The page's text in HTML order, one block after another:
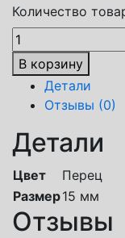
Количество
В корзину
Детали
Отзывы (0)
Детали
Цвет
Перец
Размер15 мм
Отзывы